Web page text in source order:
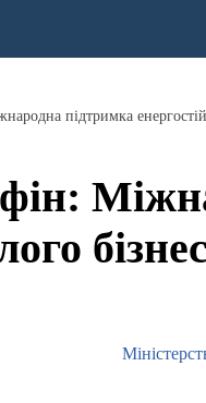
підтримка